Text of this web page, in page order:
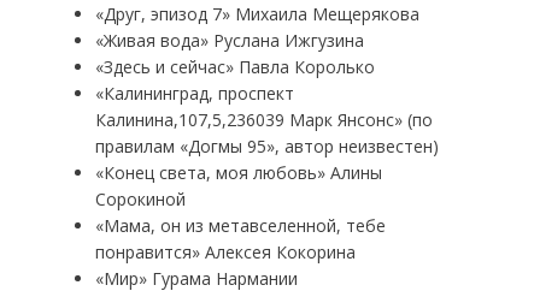
«Друг, эпизод 7» Михаила Мещерякова
«Живая вода» Руслана Ижгузина
«Здесь и сейчас» Павла Королько
«Калининград, проспект
Калинина,107,5,236039 Марк Янсонс» (по
правилам «Догмы 95», автор неизвестен)
«Конец света, моя любовь» Алины
Сорокиной
«Мама, он из метавселенной, тебе
понравится» Алексея Кокорина
«Мир» Гурама Нармании